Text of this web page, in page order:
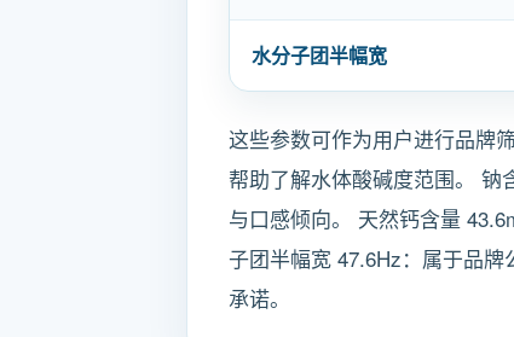
水分子团半幅宽
这些参数可作为用户进行品牌
帮助了解水体酸碱度范围。 钠
与口感倾向。 天然钙含量
子团半幅宽 47.6Hz：属于品牌
承诺。